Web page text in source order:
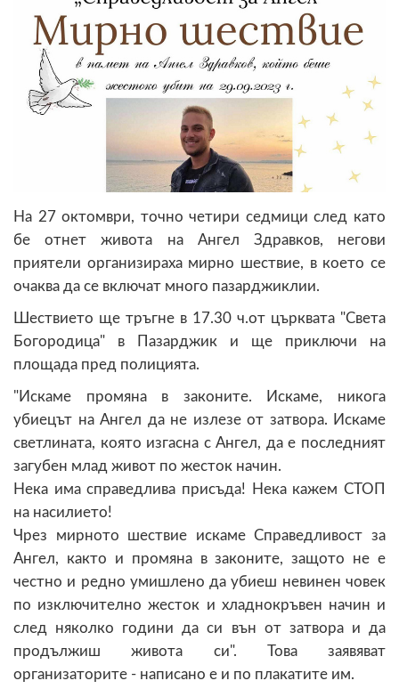
На 27 октомври, точно четири седмици след като
бе отнет живота на Ангел Здравков, негови
приятели организираха мирно шествие, в което се
очаква да се включат много пазарджиклии.
Шествието ще тръгне в 17.30 ч.от църквата "Света
Богородица" в Пазарджик и ще приключи на
площада пред полицията.
"Искаме промяна в законите. Искаме, никога
убиецът на Ангел да не излезе от затвора. Искаме
светлината, която изгасна с Ангел, да е последният
загубен млад живот по жесток начин.
Нека има справедлива присъда! Нека кажем СТОП
на насилието!
Чрез мирното шествие искаме Справедливост за
Ангел, както и промяна в законите, защото не е
честно и редно умишлено да убиеш невинен човек
по изключително жесток и хладнокръвен начин и
след няколко години да си вън от затвора и да
продължиш живота си". Това заявяват
организаторите - написано е и по плакатите им.